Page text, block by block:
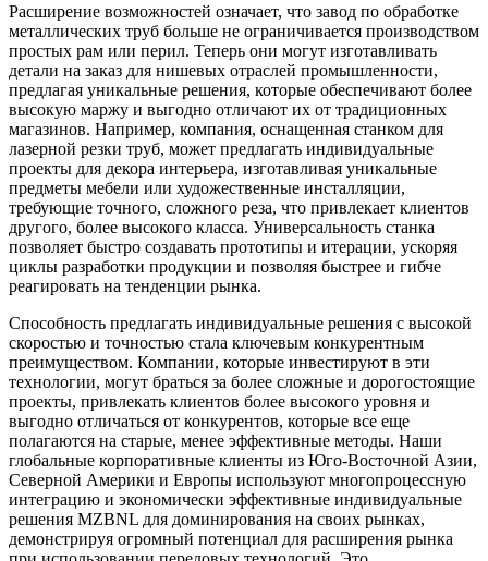
Расширение возможностей означает, что завод по обработке
металлических труб больше не ограничивается производством
простых рам или перил. Теперь они могут изготавливать
детали на заказ для нишевых отраслей промышленности,
предлагая уникальные решения, которые обеспечивают более
высокую маржу и выгодно отличают их от традиционных
магазинов. Например, компания, оснащенная станком для
лазерной резки труб, может предлагать индивидуальные
проекты для декора интерьера, изготавливая уникальные
предметы мебели или художественные инсталляции,
требующие точного, сложного реза, что привлекает клиентов
другого, более высокого класса. Универсальность станка
позволяет быстро создавать прототипы и итерации, ускоряя
циклы разработки продукции и позволяя быстрее и гибче
реагировать на тенденции рынка.
Способность предлагать индивидуальные решения с высокой
скоростью и точностью стала ключевым конкурентным
преимуществом. Компании, которые инвестируют в эти
технологии, могут браться за более сложные и дорогостоящие
проекты, привлекать клиентов более высокого уровня и
выгодно отличаться от конкурентов, которые все еще
полагаются на старые, менее эффективные методы. Наши
глобальные корпоративные клиенты из Юго-Восточной Азии,
Северной Америки и Европы используют многопроцессную
интеграцию и экономически эффективные индивидуальные
решения MZBNL для доминирования на своих рынках,
демонстрируя огромный потенциал для расширения рынка